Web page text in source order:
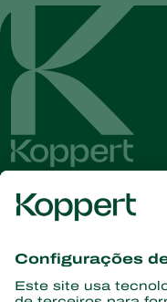
informações